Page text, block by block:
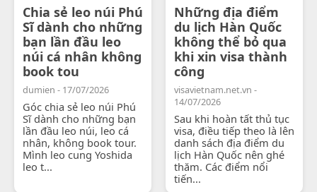
Chia sẻ leo núi Phú
Sĩ dành cho những
bạn lần đầu leo
núi cá nhân không
book tou
dumien - 17/07/2026
Góc chia sẻ leo núi Phú
Sĩ dành cho những bạn
lần đầu leo núi, leo cá
nhân, không book tour.
Mình leo cung Yoshida
leo t...
Những địa điểm
du lịch Hàn Quốc
không thể bỏ qua
khi xin visa thành
công
visavietnam.net.vn -
14/07/2026
Sau khi hoàn tất thủ tục
visa, điều tiếp theo là lên
danh sách địa điểm du
lịch Hàn Quốc nên ghé
thăm. Các điểm nổi
tiến...